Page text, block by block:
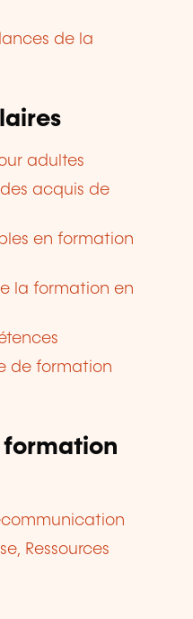
de la
adultes
acquis de
en formation
la formation en
de formation
formation
Ressources